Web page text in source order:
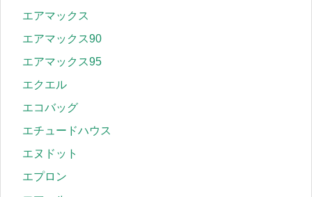
エアマックス
エアマックス90
エアマックス95
エクエル
エコバッグ
エチュードハウス
エヌドット
エプロン